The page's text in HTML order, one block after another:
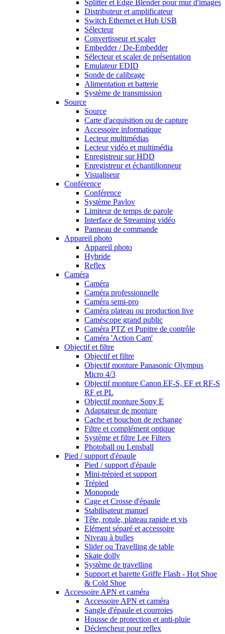
Splitter et Edge Blender pour mur d'images
Distributeur et amplificateur
Switch Ethernet et Hub USB
Sélecteur
Convertisseur et scaler
Embedder / De-Embedder
Sélecteur et scaler de présentation
Emulateur EDID
Sonde de calibrage
Alimentation et batterie
Système de transmission
Source
Source
Carte d'acquisition ou de capture
Accessoire informatique
Lecteur multimédias
Lecteur vidéo et multimédia
Enregistreur sur HDD
Enregistreur et échantillonneur
Visualiseur
Conférence
Conférence
Système Pavlov
Limiteur de temps de parole
Interface de Streaming vidéo
Panneau de commande
Appareil photo
Appareil photo
Hybride
Reflex
Caméra
Caméra
Caméra professionnelle
Caméra semi-pro
Caméra plateau ou production live
Caméscope grand public
Caméra PTZ et Pupitre de contrôle
Caméra 'Action Cam'
Objectif et filtre
Objectif et filtre
Objectif monture Panasonic Olympus
Micro 4/3
Objectif monture Canon EF-S, EF et RF-S
RF et PL
Objectif monture Sony E
Adaptateur de monture
Cache et bouchon de rechange
Filtre et complément optique
Système et filtre Lee Filters
Photoball ou Lensball
Pied / support d'épaule
Pied / support d'épaule
Mini-trépied et support
Trépied
Monopode
Cage et Crosse d'épaule
Stabilisateur manuel
Tête, rotule, plateau rapide et vis
Elément séparé et accessoire
Niveau à bulles
Slider ou Travelling de table
Skate dolly
Système de travelling
Support et barette Griffe Flash - Hot Shoe
& Cold Shoe
Accessoire APN et caméra
Accessoire APN et caméra
Sangle d'épaule et courroies
Housse de protection et anti-pluie
Déclencheur pour reflex